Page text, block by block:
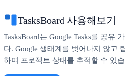
TasksBoard 사용해보기
TasksBoard는 Google Tasks를 공유
다. Google 생태계를 벗어나지 않고
하며 프로젝트 상태를 추적할 수 있